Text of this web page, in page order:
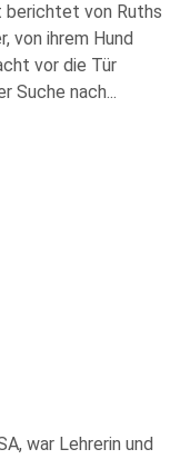
berichtet von Ruths
von ihrem Hund
vor die Tür
Suche nach...
war Lehrerin und